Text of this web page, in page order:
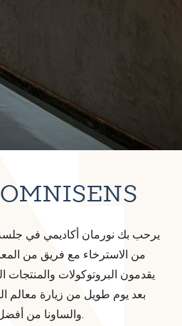
يرحب بك نورمان أكاديمي في
من الاسترخاء مع فريق من
يقدمون البروتوكولات
بعد يوم طويل من زيارة معالم
والساونا من أفضل حلفائك.